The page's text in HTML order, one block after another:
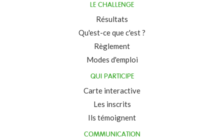
LE CHALLENGE
Résultats
Qu'est-ce que c'est ?
Règlement
Modes d'emploi
QUI PARTICIPE
Carte interactive
Les inscrits
Ils témoignent
COMMUNICATION